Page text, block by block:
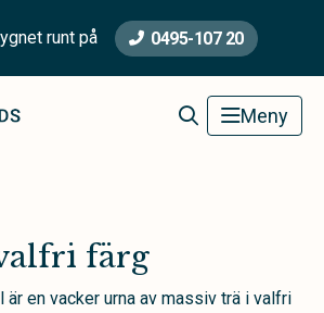
runt på 0495-107 20
Hultsfred Begravningsbyrå Meny
färg
är en vacker urna av massiv trä i valfri